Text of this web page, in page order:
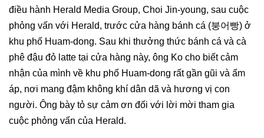
điều hành Herald Media Group, Choi Jin-young, sau cuộc
phỏng vấn với Herald, trước cửa hàng bánh cá (붕어빵) ở
khu phố Huam-dong. Sau khi thưởng thức bánh cá và cà
phê đậu đỏ latte tại cửa hàng này, ông Ko cho biết cảm
nhận của mình về khu phố Huam-dong rất gần gũi và ấm
áp, nơi mang đậm không khí dân dã và hương vị con
người. Ông bày tỏ sự cảm ơn đối với lời mời tham gia
cuộc phỏng vấn của Herald.